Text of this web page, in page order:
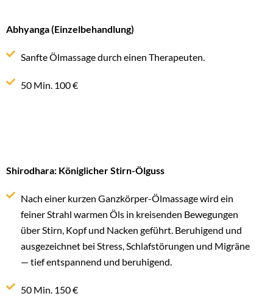
Abhyanga (Einzelbehandlung)
Sanfte Ölmassage durch einen Therapeuten.
50 Min. 100 €
Shirodhara: Königlicher Stirn-Ölguss
Nach einer kurzen Ganzkörper-Ölmassage wird ein
feiner Strahl warmen Öls in kreisenden Bewegungen
über Stirn, Kopf und Nacken geführt. Beruhigend und
ausgezeichnet bei Stress, Schlafstörungen und Migräne
— tief entspannend und beruhigend.
50 Min. 150 €